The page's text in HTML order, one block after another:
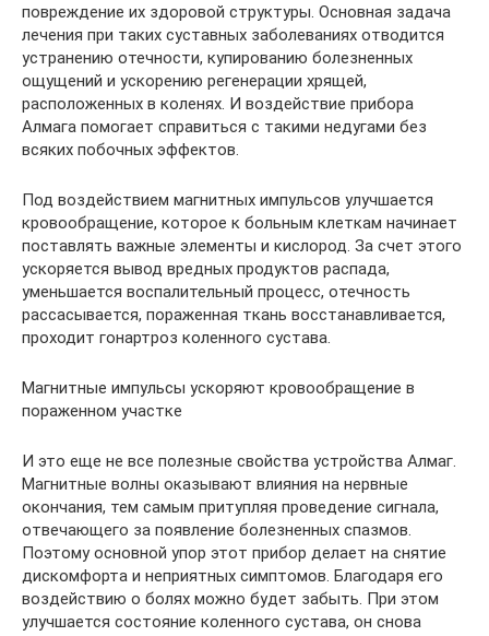
повреждение их здоровой структуры. Основная задача
лечения при таких суставных заболеваниях отводится
устранению отечности, купированию болезненных
ощущений и ускорению регенерации хрящей,
расположенных в коленях. И воздействие прибора
Алмага помогает справиться с такими недугами без
всяких побочных эффектов.
Под воздействием магнитных импульсов улучшается
кровообращение, которое к больным клеткам начинает
поставлять важные элементы и кислород. За счет этого
ускоряется вывод вредных продуктов распада,
уменьшается воспалительный процесс, отечность
рассасывается, пораженная ткань восстанавливается,
проходит гонартроз коленного сустава.
Магнитные импульсы ускоряют кровообращение в
пораженном участке
И это еще не все полезные свойства устройства Алмаг.
Магнитные волны оказывают влияния на нервные
окончания, тем самым притупляя проведение сигнала,
отвечающего за появление болезненных спазмов.
Поэтому основной упор этот прибор делает на снятие
дискомфорта и неприятных симптомов. Благодаря его
воздействию о болях можно будет забыть. При этом
улучшается состояние коленного сустава, он снова